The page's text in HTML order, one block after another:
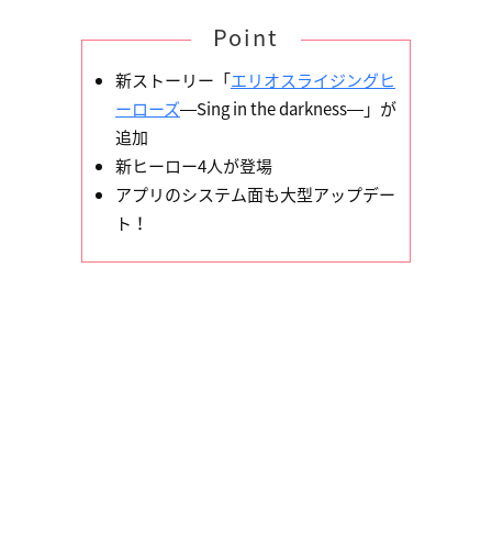
Point
新ストーリー「エリオスライジングヒ
ーローズ―Sing in the darkness―」が
追加
新ヒーロー4人が登場
アプリのシステム面も大型アップデー
ト！